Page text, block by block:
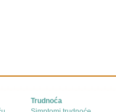
Trudnoća